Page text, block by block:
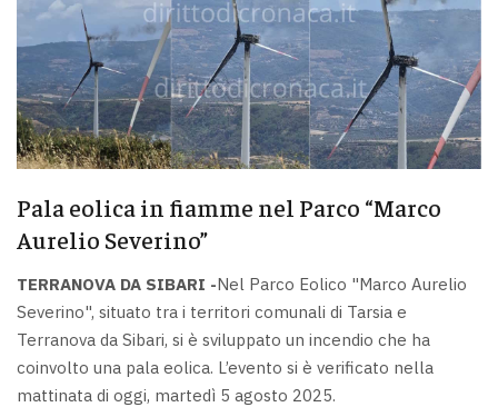
Pala eolica in fiamme nel Parco “Marco
Aurelio Severino”
TERRANOVA DA SIBARI -Nel Parco Eolico "Marco Aurelio
Severino", situato tra i territori comunali di Tarsia e
Terranova da Sibari, si è sviluppato un incendio che ha
coinvolto una pala eolica. L’evento si è verificato nella
mattinata di oggi, martedì 5 agosto 2025.